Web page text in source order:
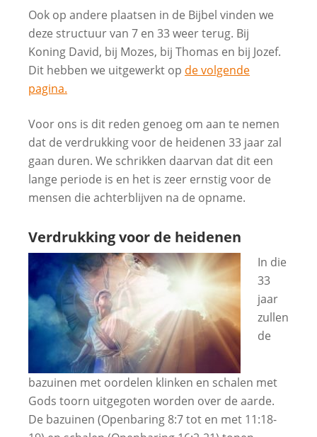
Ook op andere plaatsen in de Bijbel vinden we
deze structuur van 7 en 33 weer terug. Bij
Koning David, bij Mozes, bij Thomas en bij Jozef.
Dit hebben we uitgewerkt op de volgende
pagina.
Voor ons is dit reden genoeg om aan te nemen
dat de verdrukking voor de heidenen 33 jaar zal
gaan duren. We schrikken daarvan dat dit een
lange periode is en het is zeer ernstig voor de
mensen die achterblijven na de opname.
Verdrukking voor de heidenen
In die
33
jaar
zullen
de
bazuinen met oordelen klinken en schalen met
Gods toorn uitgegoten worden over de aarde.
De bazuinen (Openbaring 8:7 tot en met 11:18-